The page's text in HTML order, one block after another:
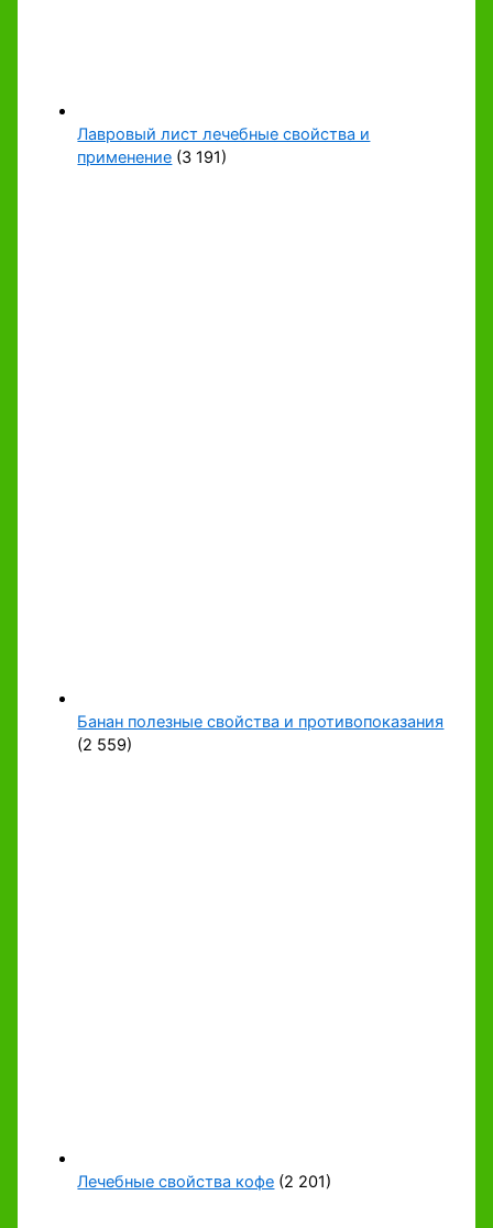
Лавровый лист лечебные свойства и
применение (3 191)
Банан полезные свойства и противопоказания
(2 559)
Лечебные свойства кофе (2 201)